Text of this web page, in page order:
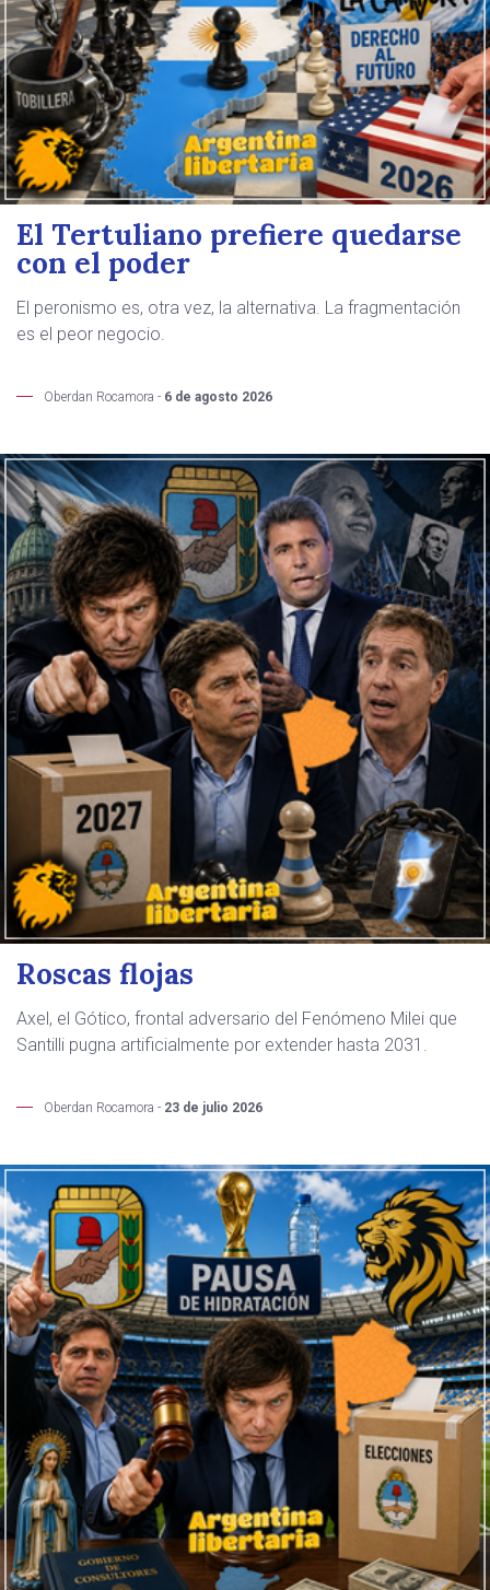
El Tertuliano prefiere quedarse
con el poder
El peronismo es, otra vez, la alternativa. La fragmentación
es el peor negocio.
Oberdan Rocamora - 6 de agosto 2026
Roscas flojas
Axel, el Gótico, frontal adversario del Fenómeno Milei que
Santilli pugna artificialmente por extender hasta 2031.
Oberdan Rocamora - 23 de julio 2026